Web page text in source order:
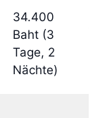
34.400
Baht (3
Tage, 2
Nächte)